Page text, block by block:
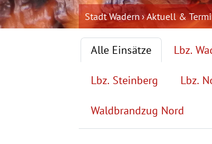
Stadt Wadern Aktuell &
Alle Einsätze Lbz.
Lbz. Steinberg Lbz.
Waldbrandzug Nord